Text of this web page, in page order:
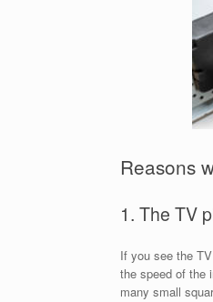
Reasons
1. The TV
If you see the
the speed of the
many small